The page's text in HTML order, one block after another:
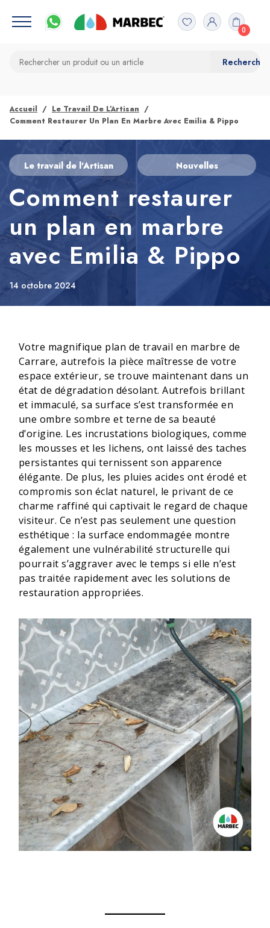
0
Accueil
Le Travail De L’Artisan
Comment Restaurer Un Plan En Marbre Avec Emilia & Pippo
Le travail de l’Artisan Nouvelles
Comment restaurer
un plan en marbre
avec Emilia & Pippo
14 octobre 2024
Votre magnifique plan de travail en marbre de
Carrare, autrefois la pièce maîtresse de votre
espace extérieur, se trouve maintenant dans un
état de dégradation désolant. Autrefois brillant
et immaculé, sa surface s’est transformée en
une ombre sombre et terne de sa beauté
d’origine. Les incrustations biologiques, comme
les mousses et les lichens, ont laissé des taches
persistantes qui ternissent son apparence
élégante. De plus, les pluies acides ont érodé et
compromis son éclat naturel, le privant de ce
charme raffiné qui captivait le regard de chaque
visiteur. Ce n’est pas seulement une question
esthétique : la surface endommagée montre
également une vulnérabilité structurelle qui
pourrait s’aggraver avec le temps si elle n’est
pas traitée rapidement avec les solutions de
restauration appropriées.